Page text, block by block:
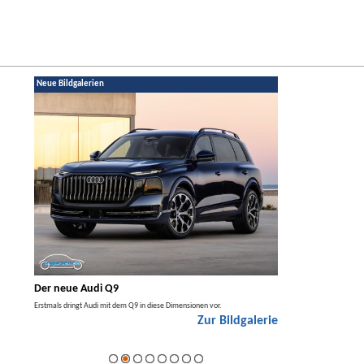
Neue Bildgalerien
Der neue Audi Q9
Erstmals dringt Audi mit dem Q9 in diese Dimensionen vor.
Zur BildgalerieHybrid.